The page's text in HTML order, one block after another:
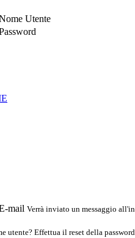
Utente
mail Verrà inviato un messaggio
utente? Effettua il reset della